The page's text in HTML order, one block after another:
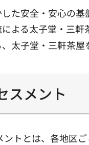
た安全・安心の基
よる太子堂・三軒
太子堂・三軒茶
スメント
ントとは、各地区